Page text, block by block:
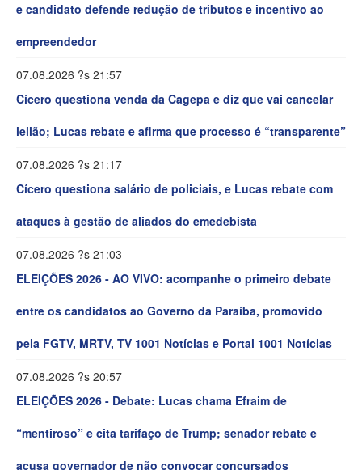
e candidato defende redução de tributos e incentivo ao
empreendedor
07.08.2026 ?s 21:57
Cícero questiona venda da Cagepa e diz que vai cancelar
leilão; Lucas rebate e afirma que processo é “transparente”
07.08.2026 ?s 21:17
Cícero questiona salário de policiais, e Lucas rebate com
ataques à gestão de aliados do emedebista
07.08.2026 ?s 21:03
ELEIÇÕES 2026 - AO VIVO: acompanhe o primeiro debate
entre os candidatos ao Governo da Paraíba, promovido
pela FGTV, MRTV, TV 1001 Notícias e Portal 1001 Notícias
07.08.2026 ?s 20:57
ELEIÇÕES 2026 - Debate: Lucas chama Efraim de
“mentiroso” e cita tarifaço de Trump; senador rebate e
acusa governador de não convocar concursados